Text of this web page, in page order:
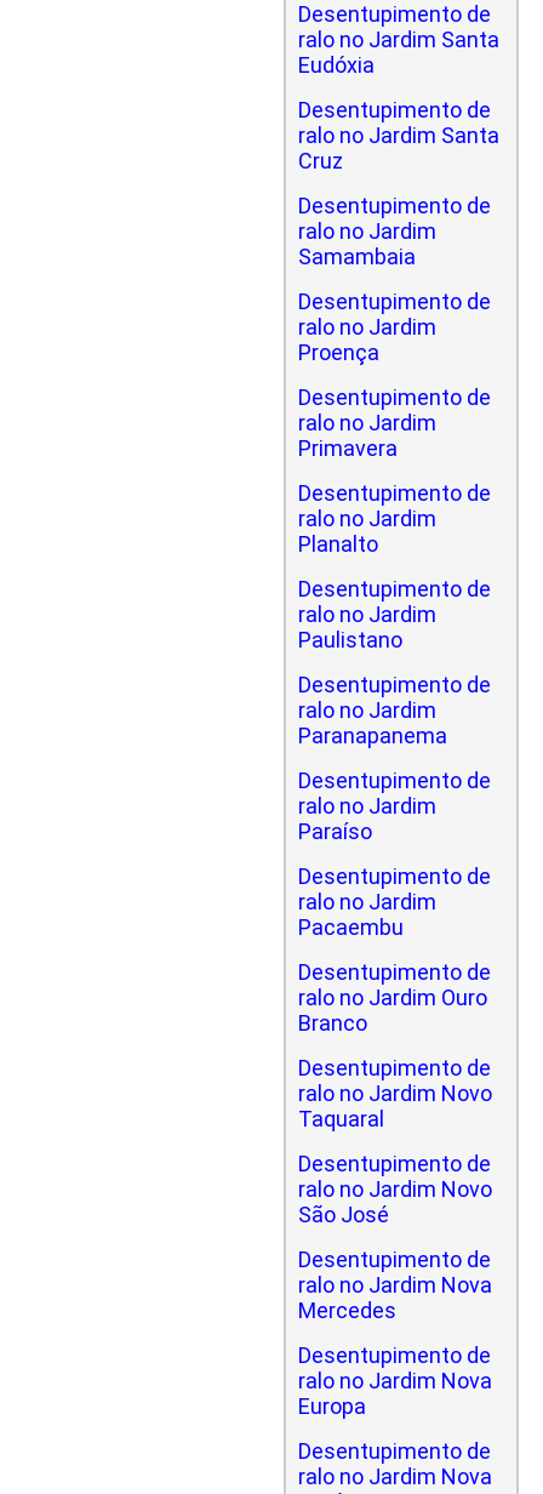
Desentupimento de
ralo no Jardim Santa
Eudóxia
Desentupimento de
ralo no Jardim Santa
Cruz
Desentupimento de
ralo no Jardim
Samambaia
Desentupimento de
ralo no Jardim
Proença
Desentupimento de
ralo no Jardim
Primavera
Desentupimento de
ralo no Jardim
Planalto
Desentupimento de
ralo no Jardim
Paulistano
Desentupimento de
ralo no Jardim
Paranapanema
Desentupimento de
ralo no Jardim
Paraíso
Desentupimento de
ralo no Jardim
Pacaembu
Desentupimento de
ralo no Jardim Ouro
Branco
Desentupimento de
ralo no Jardim Novo
Taquaral
Desentupimento de
ralo no Jardim Novo
São José
Desentupimento de
ralo no Jardim Nova
Mercedes
Desentupimento de
ralo no Jardim Nova
Europa
Desentupimento de
ralo no Jardim Nova